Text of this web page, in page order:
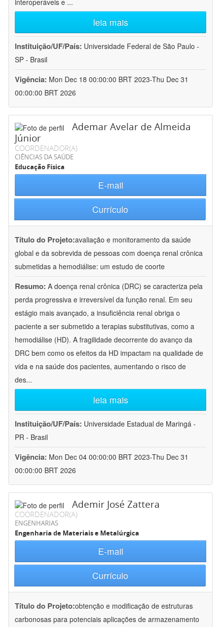
interoperáveis e ...
leia mais
Instituição/UF/País: Universidade Federal de São Paulo -
SP - Brasil
Vigência: Mon Dec 18 00:00:00 BRT 2023-Thu Dec 31
00:00:00 BRT 2026
Ademar Avelar de Almeida
Júnior
COORDENADOR(A)
CIÊNCIAS DA SAÚDE
Educação Física
E-mail
Currículo
Título do Projeto:avaliação e monitoramento da saúde
global e da sobrevida de pessoas com doença renal crônica
submetidas a hemodiálise: um estudo de coorte
Resumo: A doença renal crônica (DRC) se caracteriza pela
perda progressiva e irreversível da função renal. Em seu
estágio mais avançado, a insuficiência renal obriga o
paciente a ser submetido a terapias substitutivas, como a
hemodiálise (HD). A fragilidade decorrente do avanço da
DRC bem como os efeitos da HD impactam na qualidade de
vida e na saúde dos pacientes, aumentando o risco de
des...
leia mais
Instituição/UF/País: Universidade Estadual de Maringá -
PR - Brasil
Vigência: Mon Dec 04 00:00:00 BRT 2023-Thu Dec 31
00:00:00 BRT 2026
Ademir José Zattera
COORDENADOR(A)
ENGENHARIAS
Engenharia de Materiais e Metalúrgica
E-mail
Currículo
Título do Projeto:obtenção e modificação de estruturas
carbonosas para potenciais aplicações de armazenamento